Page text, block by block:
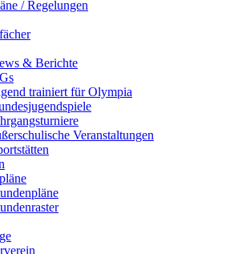
/ Regelungen
& Berichte
trainiert für Olympia
Veranstaltungen